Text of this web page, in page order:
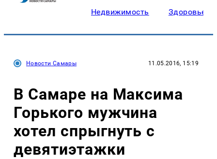
Недвижимость Здоровье
Новости Самары 11.05.2016, 15:19
В Самаре на Максима
Горького мужчина
хотел спрыгнуть с
девятиэтажки